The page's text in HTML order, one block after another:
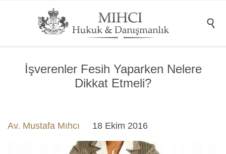

İşverenler Fesih Yaparken Nelere
Dikkat Etmeli?
Av. Mustafa Mıhcı 18 Ekim 2016